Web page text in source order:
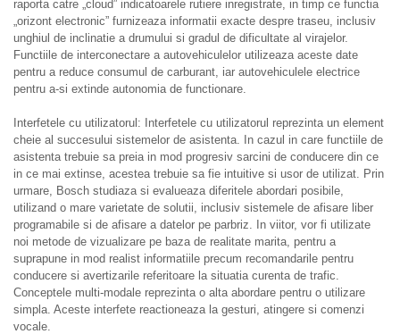
raporta catre „cloud” indicatoarele rutiere inregistrate, in timp ce functia
„orizont electronic” furnizeaza informatii exacte despre traseu, inclusiv
unghiul de inclinatie a drumului si gradul de dificultate al virajelor.
Functiile de interconectare a autovehiculelor utilizeaza aceste date
pentru a reduce consumul de carburant, iar autovehiculele electrice
pentru a-si extinde autonomia de functionare.
Interfetele cu utilizatorul: Interfetele cu utilizatorul reprezinta un element
cheie al succesului sistemelor de asistenta. In cazul in care functiile de
asistenta trebuie sa preia in mod progresiv sarcini de conducere din ce
in ce mai extinse, acestea trebuie sa fie intuitive si usor de utilizat. Prin
urmare, Bosch studiaza si evalueaza diferitele abordari posibile,
utilizand o mare varietate de solutii, inclusiv sistemele de afisare liber
programabile si de afisare a datelor pe parbriz. In viitor, vor fi utilizate
noi metode de vizualizare pe baza de realitate marita, pentru a
suprapune in mod realist informatiile precum recomandarile pentru
conducere si avertizarile referitoare la situatia curenta de trafic.
Conceptele multi-modale reprezinta o alta abordare pentru o utilizare
simpla. Aceste interfete reactioneaza la gesturi, atingere si comenzi
vocale.